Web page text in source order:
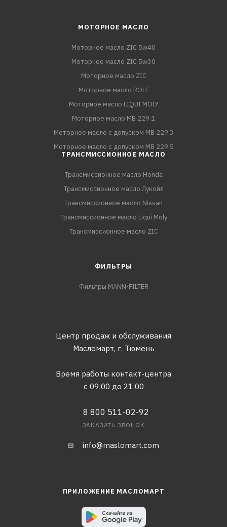
МОТОРНОЕ МАСЛО
Моторное масло ZIC 5w40
Моторное масло ZIC 5w30
Моторное масло ZIC
Моторное масло ROLF
Моторное масло LIQUI MOLY
Моторное масло MB 229.1
Моторное масло с допуском MB 229.3
Моторное масло с допуском MB 229.5
ТРАНСМИССИОННОЕ МАСЛО
Трансмиссионное масло Honda
Трансмиссионное масло Лукойл
Трансмиссионное масло Nissan
Трансмиссионное масло Liqui Moly
Трансмиссионное масло ZIC
ФИЛЬТРЫ
Фильтры MANN-FILTER
Центр продаж и обслуживания
Масломарт, г. Тюмень
Время работы контакт-центра
с 09:00 до 21:00
8 800 511-02-92
ЗАКАЗАТЬ ЗВОНОК
info@maslomart.com
ПРИЛОЖЕНИЕ МАСЛОМАРТ